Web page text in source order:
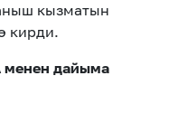
кызматын
кирди.
менен дайыма